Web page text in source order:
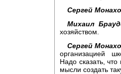
Сергей
Михаил
хозяйством.
Сергей
организацией
Надо сказать,
мысли создать